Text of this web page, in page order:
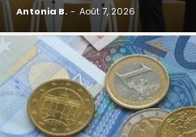
Antonia B. - Août 7, 2026